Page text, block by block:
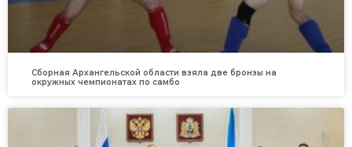
Сборная Архангельской области взяла две бронзы на
окружных чемпионатах по самбо